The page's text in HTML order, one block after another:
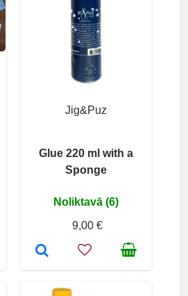
Jig&Puz
Glue 220 ml with a
Sponge
Noliktavā (6)
9,00 €